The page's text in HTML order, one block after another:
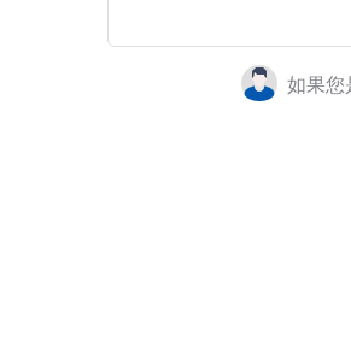
如果您